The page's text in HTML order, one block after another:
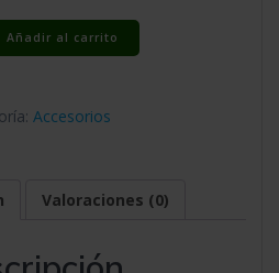
Añadir al carrito
Accesorios
Valoraciones (0)